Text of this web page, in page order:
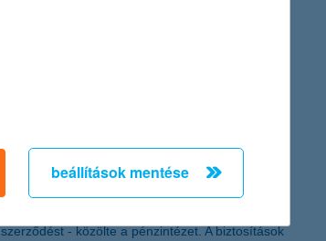
- közölte a pénzintézet. A biztosítások
beállítások mentése